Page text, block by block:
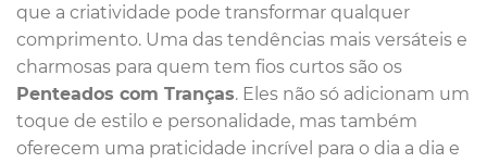
que a criatividade pode transformar qualquer
comprimento. Uma das tendências mais versáteis e
charmosas para quem tem fios curtos são os
Penteados com Tranças. Eles não só adicionam um
toque de estilo e personalidade, mas também
oferecem uma praticidade incrível para o dia a dia e